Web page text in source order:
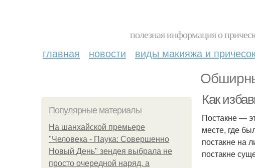
полезная информация о
главная новости виды макияжа и
Популярные материалы
На шанхайской премьере
"Человека - Паука: Совершенно
Новый День" зендея выбрала не
просто очередной наряд, а
Как
Постакне —
месте, где
постакне на
постакне